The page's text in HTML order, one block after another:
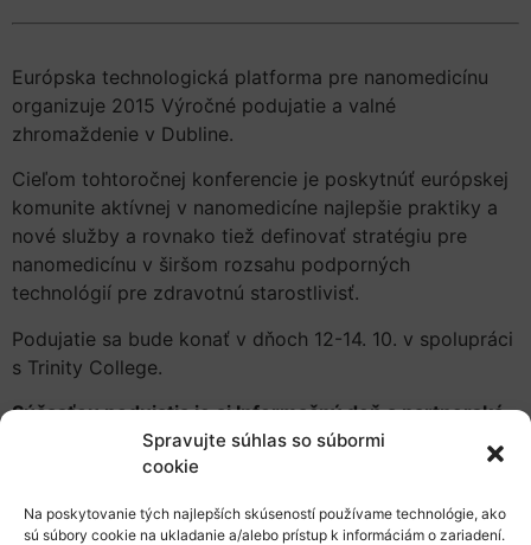
Spravujte súhlas so súbormi
cookie
Na poskytovanie tých najlepších skúseností používame technológie, ako
sú súbory cookie na ukladanie a/alebo prístup k informáciám o zariadení.
Európska technologická platforma pre nanomedicínu
organizuje 2015 Výročné podujatie a valné
zhromaždenie v Dubline.
Cieľom tohtoročnej konferencie je poskytnúť európskej
komunite aktívnej v nanomedicíne najlepšie praktiky a
nové služby a rovnako tiež definovať stratégiu pre
nanomedicínu v širšom rozsahu podporných
technológií pre zdravotnú starostlivisť.
Podujatie sa bude konať v dňoch 12-14. 10. v spolupráci
s Trinity College.
Súčasťou podujatia je aj Informačný deň a partnerská
burza pre nadchádzajúce výzvy v novom Horizont
2020 pracovnom programe na roky 2016/2017.
Pridať do Google Kalendára